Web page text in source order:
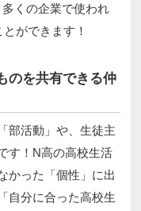
くの企業で使われ
ができます！
のを共有できる仲
部活動」や、生徒主
す！N高の高校生活
かった「個性」に出
自分に合った高校生